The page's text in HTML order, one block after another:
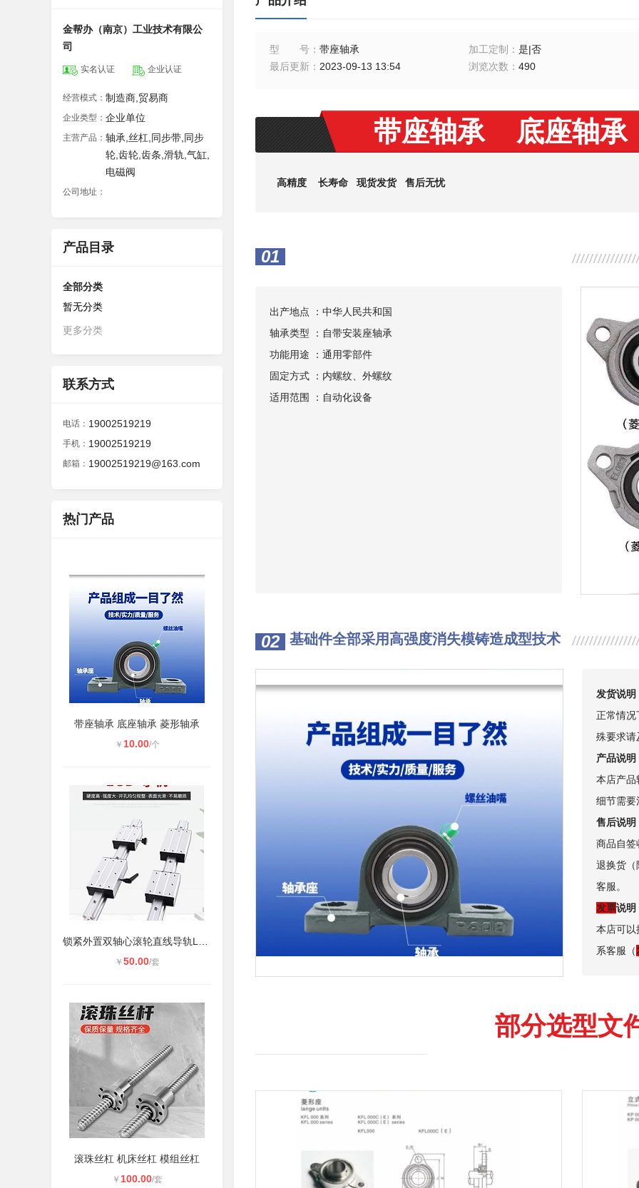
金帮办（南京）工业技术有限公
司
实名认证 企业认证
经营模式： 制造商,贸易商
企业类型： 企业单位
主营产品： 轴承,丝杠,同步带,同步
轮,齿轮,齿条,滑轨,气缸,
电磁阀
公司地址：
产品目录
全部分类
暂无分类
更多分类
联系方式
电话： 19002519219
手机： 19002519219
邮箱： 19002519219@163.com
热门产品
带座轴承 底座轴承 菱形轴承
￥ 10.00/个
￥ 50.00/套
滚珠丝杠 机床丝杠 模组丝杠
￥ 100.00/套
型号 ： 带座轴承 加工定制 ： 是|否
最后更新 ： 2023-09-13 13:54 浏览次数 ： 490
带座轴承 底座轴
高精度 长寿命 现货发货 售后无忧
01
出产地点 ：中华人民共和国
轴承类型 ：自带安装座轴承
功能用途 ：通用零部件
固定方式 ：内螺纹、外螺纹
适用范围 ：自动化设备
02 基础件全部采用高强度消失模铸造成型技术
发货说明
正常情况
殊要求请
产品说明
本店产品
细节需要
售后说明
商品自签
退换货（
客服。
发票说明
本店可以
系客服（
部分选型文